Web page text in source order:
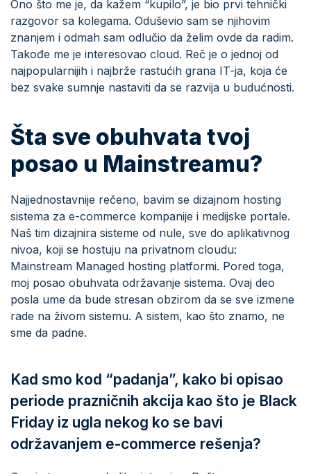
Ono što me je, da kažem “kupilo”, je bio prvi tehnički
razgovor sa kolegama. Oduševio sam se njihovim
znanjem i odmah sam odlučio da želim ovde da radim.
Takođe me je interesovao cloud. Reč je o jednoj od
najpopularnijih i najbrže rastućih grana IT-ja, koja će
bez svake sumnje nastaviti da se razvija u budućnosti.
Šta sve obuhvata tvoj
posao u Mainstreamu?
Najjednostavnije rečeno, bavim se dizajnom hosting
sistema za e-commerce kompanije i medijske portale.
Naš tim dizajnira sisteme od nule, sve do aplikativnog
nivoa, koji se hostuju na privatnom cloudu:
Mainstream Managed hosting platformi. Pored toga,
moj posao obuhvata održavanje sistema. Ovaj deo
posla ume da bude stresan obzirom da se sve izmene
rade na živom sistemu. A sistem, kao što znamo, ne
sme da padne.
Kad smo kod “padanja”, kako bi opisao
periode prazničnih akcija kao što je Black
Friday iz ugla nekog ko se bavi
održavanjem e-commerce rešenja?